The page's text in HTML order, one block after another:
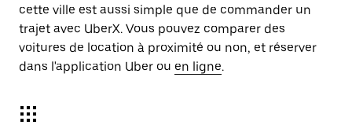
cette ville est aussi simple que de commander un
trajet avec UberX. Vous pouvez comparer des
voitures de location à proximité ou non, et réserver
dans l'application Uber ou en ligne.